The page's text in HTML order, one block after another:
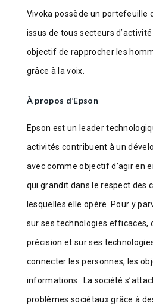
Vivoka possède un portefeuille
issus de tous secteurs
objectif de rapprocher les
grâce à la voix.
À propos d’Epson
Epson est un leader
activités contribuent à un
avec comme objectif d’agir en
qui grandit dans le respect des
lesquelles elle opère. Pour y
sur ses technologies efficaces,
précision et sur ses
connecter les personnes, les
informations. La société
problèmes sociétaux grâce à